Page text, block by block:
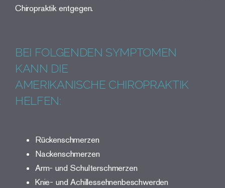
Chiropraktik entgegen.
BEI FOLGENDEN SYMPTOMEN
KANN DIE
AMERIKANISCHE CHIROPRAKTIK
HELFEN:
Rückenschmerzen
Nackenschmerzen
Arm- und Schulterschmerzen
Knie- und Achillessehnenbeschwerden